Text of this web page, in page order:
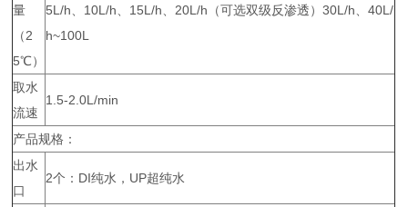
量
（2
5℃）
5L/h、10L/h、15L/h、20L/h（可选双级反渗透）30L/h、40L/
h~100L
取水
流速
1.5-2.0L/min
产品规格：
出水
口
2个：DI纯水，UP超纯水